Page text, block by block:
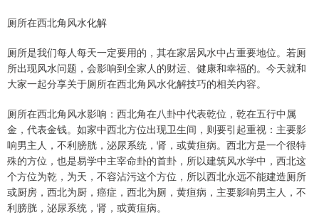
厕所在西北角风水化解
厕所是我们每人每天一定要用的，其在家居风水中占重要地位。若厕
所出现风水问题，会影响到全家人的财运、健康和幸福的。今天就和
大家一起分享关于厕所在西北角风水化解技巧的相关内容。
厕所在西北角风水影响：西北角在八卦中代表乾位，乾在五行中属
金，代表金钱。如家中西北方位出现卫生间，则要引起重视：主要影
响男主人，不利膀胱，泌尿系统，肾，或黄疸病。西北方是一个很特
殊的方位，也是易学中主宰命卦的首卦，所以建筑风水学中，西北这
个方位为乾，为天，不容沾污这个方位，所以西北永远不能建造厕所
或厨房，西北为厨，癌症，西北为厕，黄疸病，主要影响男主人，不
利膀胱，泌尿系统，肾，或黄疸病。